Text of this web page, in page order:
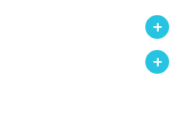
AI Ambasador